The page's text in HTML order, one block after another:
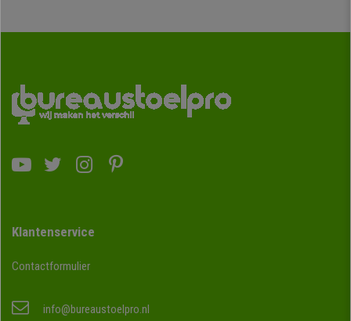
Klantenservice
Contactformulier
info@bureaustoelpro.nl